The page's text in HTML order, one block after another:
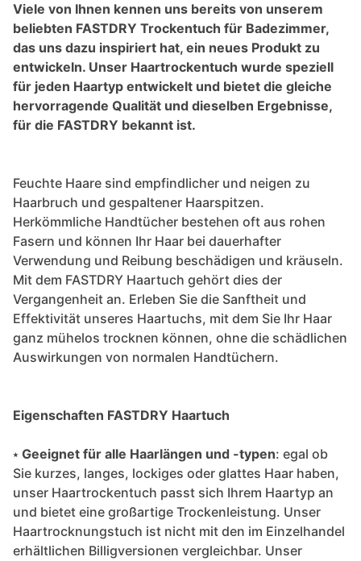
Viele von Ihnen kennen uns bereits von unserem
beliebten FASTDRY Trockentuch für Badezimmer,
das uns dazu inspiriert hat, ein neues Produkt zu
entwickeln. Unser Haartrockentuch wurde speziell
für jeden Haartyp entwickelt und bietet die gleiche
hervorragende Qualität und dieselben Ergebnisse,
für die FASTDRY bekannt ist.
Feuchte Haare sind empfindlicher und neigen zu
Haarbruch und gespaltener Haarspitzen.
Herkömmliche Handtücher bestehen oft aus rohen
Fasern und können Ihr Haar bei dauerhafter
Verwendung und Reibung beschädigen und kräuseln.
Mit dem FASTDRY Haartuch gehört dies der
Vergangenheit an. Erleben Sie die Sanftheit und
Effektivität unseres Haartuchs, mit dem Sie Ihr Haar
ganz mühelos trocknen können, ohne die schädlichen
Auswirkungen von normalen Handtüchern.
Eigenschaften FASTDRY Haartuch
⭑ Geeignet für alle Haarlängen und -typen: egal ob
Sie kurzes, langes, lockiges oder glattes Haar haben,
unser Haartrockentuch passt sich Ihrem Haartyp an
und bietet eine großartige Trockenleistung. Unser
Haartrocknungstuch ist nicht mit den im Einzelhandel
erhältlichen Billigversionen vergleichbar. Unser